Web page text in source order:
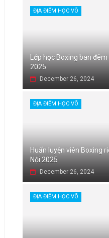
ĐỊA ĐIỂM HỌC VÕ
Lớp học Boxing ban
2025
December 26, 2024
ĐỊA ĐIỂM HỌC VÕ
Huấn luyện viên Boxing
Nội 2025
December 26, 2024
ĐỊA ĐIỂM HỌC VÕ